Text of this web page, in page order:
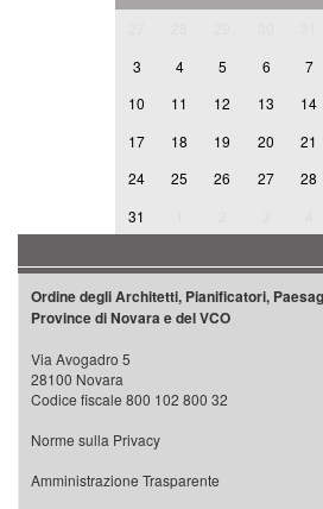
3
4 5 6 7
10
11 12 13 14
17
18 19 20 21
24
25 26 27 28
31
Ordine degli Architetti, Pianificatori,
Province di Novara e del VCO
Via Avogadro 5
28100 Novara
Codice fiscale 800 102 800 32
Norme sulla Privacy
Amministrazione Trasparente